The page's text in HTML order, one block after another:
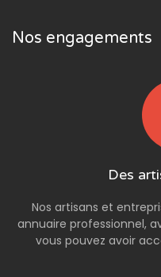
Nos engagements
Des
Nos artisans et
annuaire professionnel,
vous pouvez avoir